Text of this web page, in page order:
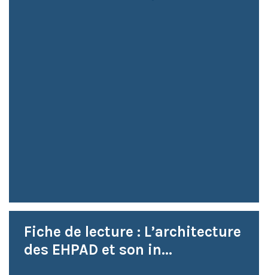
Fiche de lecture : L’architecture
des EHPAD et son in...